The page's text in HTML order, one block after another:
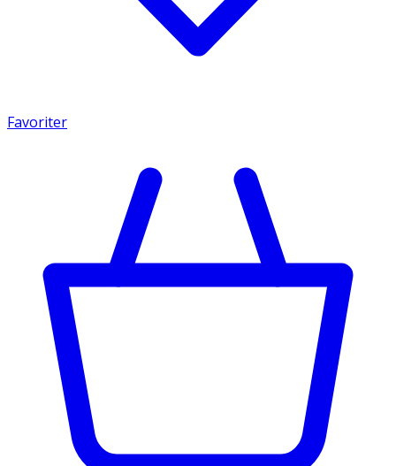
Favoriter